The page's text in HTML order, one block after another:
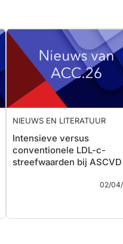
NIEUWS EN LITERATUUR
Intensieve versus
conventionele LDL-c-
streefwaarden bij ASCVD
02/